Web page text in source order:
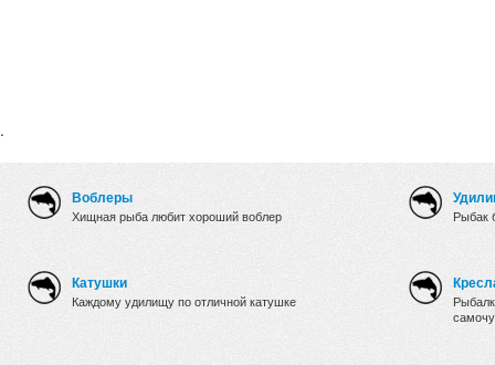
.
Воблеры
Хищная рыба любит хороший воблер
Катушки
Каждому удилищу по отличной катушке
Рыбак